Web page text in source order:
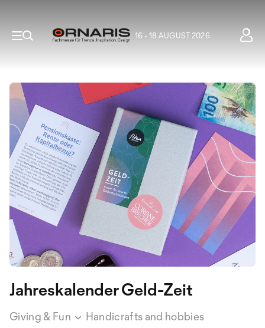
16 - 18 AUGUST 2026
Jahreskalender Geld-Zeit
Giving & Fun Handicrafts and hobbies